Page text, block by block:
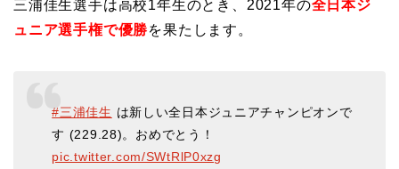
三浦佳生選手は高校1年生のとき、2021年の全日本ジ
ュニア選手権で優勝を果たします。
#三浦佳生 は新しい全日本ジュニアチャンピオンで
す (229.28)。おめでとう！
pic.twitter.com/SWtRlP0xzg